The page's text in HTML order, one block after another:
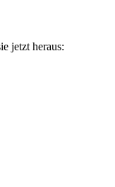
jetzt heraus: